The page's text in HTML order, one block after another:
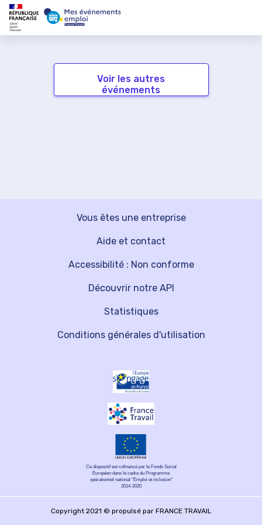
Voir les autres
événements
Vous êtes une entreprise
Découvrir notre API
Aide et contact
Statistiques
Accessibilité : Non conforme
Conditions générales d'utilisation
Ce dispositif est cofinancé par le Fonds Social
Européen dans le cadre du Programme
opérationnel national "Emploi et inclusion"
2014-2020
Copyright 2021 © propulsé par FRANCE TRAVAIL